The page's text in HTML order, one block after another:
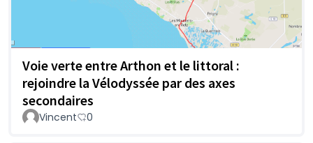
Voie verte entre Arthon et le littoral :
rejoindre la Vélodyssée par des axes
secondaires
Vincent 0